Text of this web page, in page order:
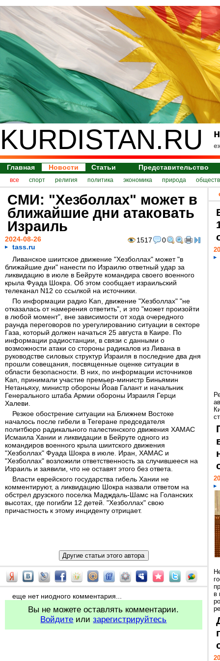
KURDISTAN.RU
Главная Новости Статьи Представительство
все спорт религия политика экономика природа
СМИ: "Хезболлах" может в
ближайшие дни атаковать
Израиль
1517 0
2024-08-26
tass.ru
Ливанское шиитское движение "Хезболлах" может "в
ближайшие дни" нанести по Израилю ответный удар за
ликвидацию в июле в Бейруте командира своего военного
крыла Фуада Шокра. Об этом сообщает израильский
телеканал N12 со ссылкой на источники.
По информации радио Kan, движение "Хезболлах" "не
отказалась от намерения ответить", и это "может произойти
в любой момент", вне зависимости от хода очередного
раунда переговоров по урегулированию ситуации в секторе
Газа, который должен начаться 25 августа в Каире. По
информации радиостанции, в связи с данными о
возможности атаки со стороны радикалов из Ливана в
руководстве силовых структур Израиля в последние два дня
прошли совещания, посвященные оценке ситуации в
области безопасности. В них, по информации источников
Kan, принимали участие премьер-министр Биньямин
Нетаньяху, министр обороны Йоав Галант и начальник
Генерального штаба Армии обороны Израиля Герци
Халеви.
Резкое обострение ситуации на Ближнем Востоке
началось после гибели в Тегеране председателя
политбюро радикального палестинского движения ХАМАС
Исмаила Хании и ликвидации в Бейруте одного из
командиров военного крыла шиитского движения
"Хезболлах" Фуада Шокра в июле. Иран, ХАМАС и
"Хезболлах" возложили ответственность за случившееся на
Израиль и заявили, что не оставят этого без ответа.
Власти еврейского государства гибель Хании не
комментируют, а ликвидацию Шокра назвали ответом на
обстрел друзского поселка Мадждаль-Шамс на Голанских
высотах, где погибли 12 детей. "Хезболлах" свою
причастность к этому инциденту отрицает.
еще нет ниодного комментария...
Вы не можете оставлять комментарии.
Войдите илизарегистрируйтесь
в